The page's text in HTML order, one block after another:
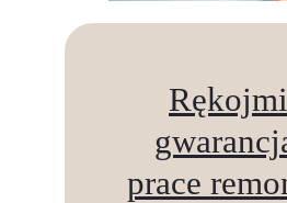
prace